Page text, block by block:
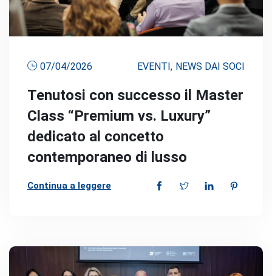
07/04/2026 EVENTI , NEWS DAI SOCI
Tenutosi con successo il Master
Class “Premium vs. Luxury”
dedicato al concetto
contemporaneo di lusso
Continua a leggere